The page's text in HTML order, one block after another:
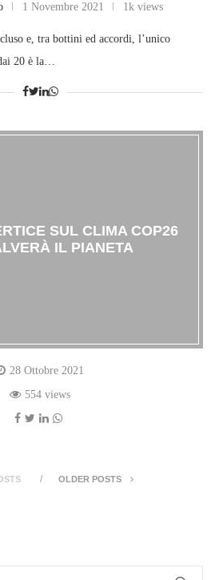
1 Novembre 2021 1k views
e, tra bottini ed accordi, l’unico
20 è la…
SUL CLIMA COP26
IL PIANETA
28 Ottobre 2021
554 views
OLDER POSTS